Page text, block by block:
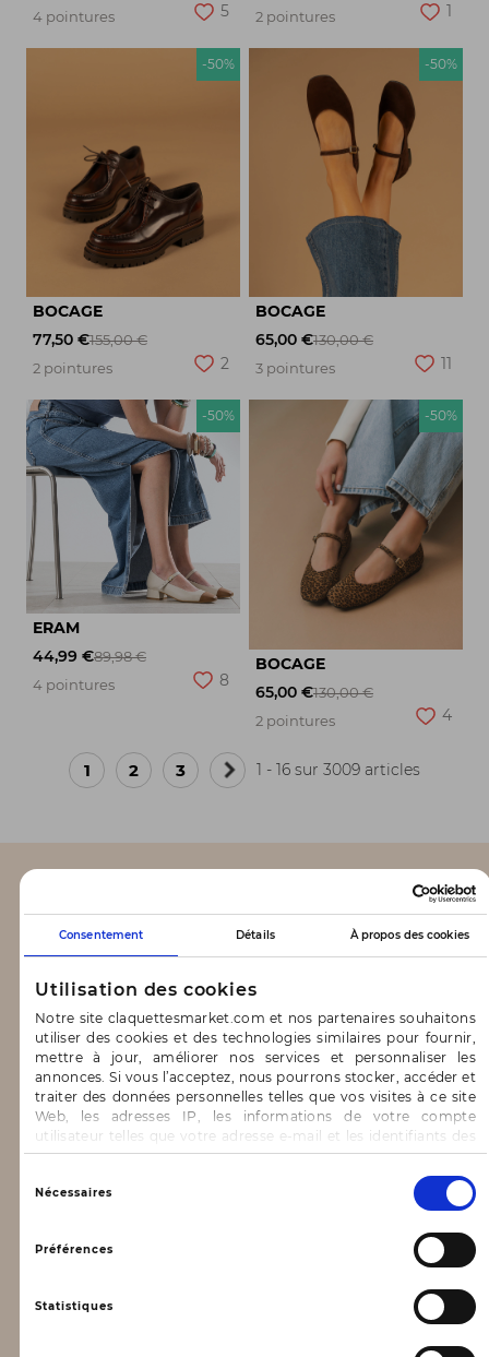
Consentement Détails À propos des cookies
Utilisation des cookies
Notre site claquettesmarket.com et nos partenaires souhaitons
utiliser des cookies et des technologies similaires pour fournir,
mettre à jour, améliorer nos services et personnaliser les
annonces. Si vous l’acceptez, nous pourrons stocker, accéder et
traiter des données personnelles telles que vos visites à ce site
Web, les adresses IP, les informations de votre compte
utilisateur telles que votre adresse e-mail et les identifiants des
cookies.
Vous avez le choix d’« Accepter » pour consentir à ces
utilisations, de « Refuser » pour vous y opposer ou
de sélectionner vos préférences concernant chaque catégorie
de cookie en cliquant sur « Valider la sélection » pour valider vos
options. Vous pouvez à tout moment modifier vos préférences
Nécessaires
Préférences
Statistiques
4 pointures
5
2 pointures
1
-50%
BOCAGE
77,50 €155,00 €
2 pointures
2
-50%
BOCAGE
65,00 €130,00 €
3 pointures
11
-50%
ERAM
44,99 €89,98 €
4 pointures
8
-50%
BOCAGE
65,00 €130,00 €
2 pointures
4
1 2 3
Page
1 - 16 sur 3009 articles
CLAQUETTES MARKET
Blog
CONTACT & AIDE
FAQ
Nous contacter
INFORMATIONS
Mentions légales
Données personnelles, vie privée